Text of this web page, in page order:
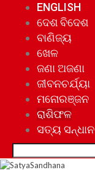
ENGLISH
ଦେଶ ବିଦେଶ
ବାଣିଜ୍ୟ
ଖେଳ
ଜଣା ଅଜଣା
ଜୀବନଚର୍ଯ୍ୟା
ମନୋରଞ୍ଜନ
ରାଶିଫଳ
ସତ୍ୟ ସନ୍ଧାନ